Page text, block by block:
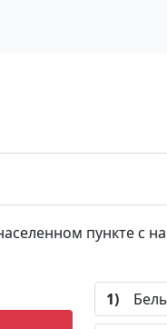
пункте с
1)